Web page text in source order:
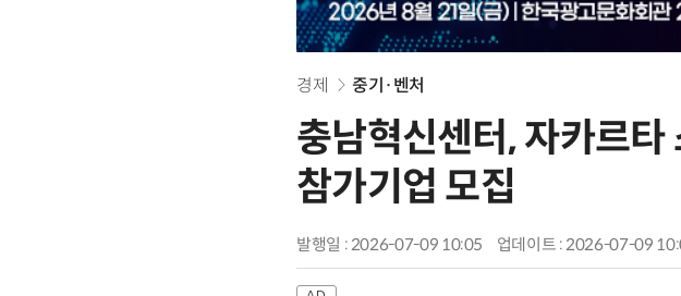
경제 중기·벤처
충남혁신센터, 자카르
참가기업 모집
발행일 : 2026-07-09 10:05 업데이트 : 2026-07-09